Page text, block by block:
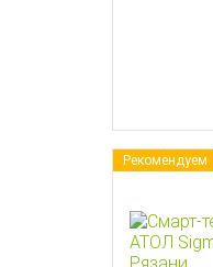
Рекомендуем